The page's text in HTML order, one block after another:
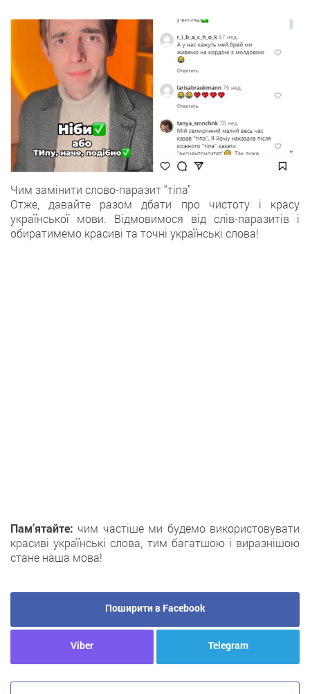
Чим замінити слово-паразит “тіпа”
Отже, давайте разом дбати про чистоту і красу
української мови. Відмовимося від слів-паразитів і
обиратимемо красиві та точні українські слова!
Пам’ятайте: чим частіше ми будемо використовувати
красиві українські слова, тим багатшою і виразнішою
стане наша мова!
Поширити в Facebook
Viber Telegram